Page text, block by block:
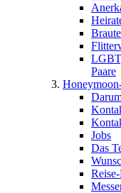
Paare
Jobs
Das